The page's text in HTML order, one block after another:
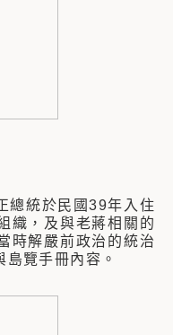
總統於民國39年入住
織，及與老蔣相關的
時解嚴前政治的統治
覽手冊內容。